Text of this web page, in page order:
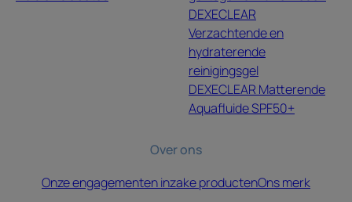
DEXECLEAR
Verzachtende en
hydraterende
reinigingsgel
DEXECLEAR Matterende
Aquafluide SPF50+
Over ons
Onze engagementen inzake productenOns merk